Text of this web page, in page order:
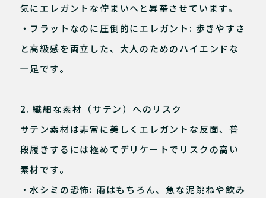
気にエレガントな佇まいへと昇華させています。
・フラットなのに圧倒的にエレガント: 歩きやすさ
と高級感を両立した、大人のためのハイエンドな
一足です。
2. 繊細な素材（サテン）へのリスク
サテン素材は非常に美しくエレガントな反面、普
段履きするには極めてデリケートでリスクの高い
素材です。
・水シミの恐怖: 雨はもちろん、急な泥跳ねや飲み